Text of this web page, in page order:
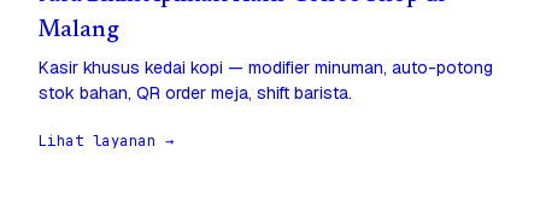
Malang
Kasir khusus kedai kopi — modifier minuman, auto-potong
stok bahan, QR order meja, shift barista.
Lihat layanan →